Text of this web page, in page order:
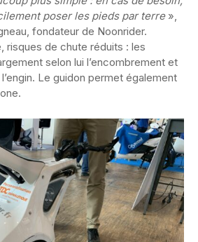
poser les pieds par terre»,
fondateur de Noonrider.
risques de chute réduits : les
selon lui l’encombrement et
Le guidon permet également